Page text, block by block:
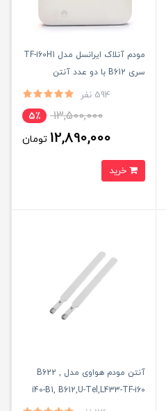
مودم آنلاک ایرانسل مدل TF-i60H1
سری B612 با دو عدد آنتن
594 نفر
13,500,000 5٪
12,890,000 تومان
آنتن مودم هواوی مدل B622 ,
i40-B1, B612,U-Tel,L433-TF-i60
بسته دو عددی 19 دسی بل